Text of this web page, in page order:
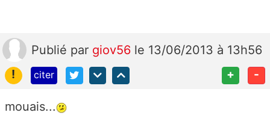
Publié par giov56 le 13/06/2013 à 13h56
!
citer + -
mouais...